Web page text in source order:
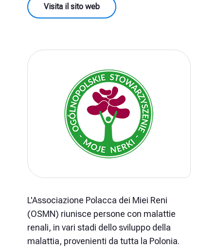
Visita il sito web
L'Associazione Polacca dei Miei Reni
(OSMN) riunisce persone con malattie
renali, in vari stadi dello sviluppo della
malattia, provenienti da tutta la Polonia.